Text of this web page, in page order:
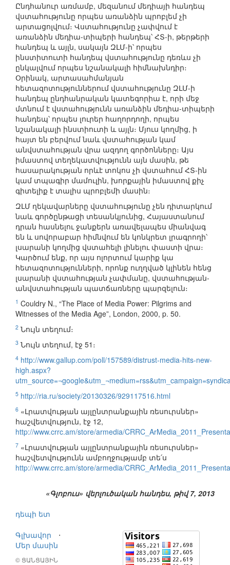
Ընդհանուր առմամբ, մեզանում մեդիայի հանդեպ
վստահությունը որպես առանձին պրոբլեմ չի
արտացոլվում։ Վստահությունը չափվում է
առանձին մեդիա-տիպերի հանդեպ՝ ՀՏ-ի, թերթերի
հանդեպ և այլն, սակայն ԶԼՄ-ի՝ որպես
ինստիտուտի հանդեպ վստահությունը դեռևս չի
ընկալվում որպես նշանակալի հիմնախնդիր։
Օրինակ, արտասահմանյան
հետազոտություններում վստահությունը ԶԼՄ-ի
հանդեպ ընդհանրական կատեգորիա է, որի մեջ
մտնում է վստահությունն առանձին մեդիա-տիպերի
հանդեպ՝ որպես լուրեր հաղորդողի, որպես
նշանակալի ինստիուտի և այլն։ Մյուս կողմից, ի
հայտ են բերվում նաև վստահության կամ
անվստահության վրա ազդող գործոնները։ Այս
իմաստով տեղեկատվությունն այն մասին, թե
հասարակության որևէ տոկոս չի վստահում ՀՏ-ին
կամ տպագիր մամուլին, խորքային իմաստով քիչ
գիտելիք է տալիս պրոբլեմի մասին։
ԶԼՄ ղեկավարները վստահությունը չեն դիտարկում
նաև գործընթացի տեսանկյունից, Հայաստանում
դրան հասնելու ջանքերն առավելապես միանվագ
են և սովորաբար հիմնվում են կոնկրետ լրագրողի՝
լսարանի կողմից վստահելի լինելու փաստի վրա։
Կարծում ենք, որ այս ոլորտում կարիք կա
հետազոտությունների, որոնք ուղղված կլինեն հենց
լսարանի վստահության չափմանը, վստահության-
անվստահության պատճառները պարզելուն։
1 Couldry N., “The Place of Media Power: Pilgrims and
Witnesses of the Media Age”, London, 2000, p. 50.
2 Նույն տեղում։
3 Նույն տեղում, էջ 51։
4 http://www.gallup.com/poll/157589/distrust-media-hits-new-
high.aspx?
5 http://ria.ru/society/20130326/929117516.html
6 «Լրատվության այլընտրանքային ռեսուրսներ»
հաշվետվություն, էջ 12,
http://www.crrc.am/store/armedia/
7 «Լրատվության այլընտրանքային ռեսուրսներ»
հաշվետվությունն ամբողջությամբ տե՛ս
http://www.crrc.am/store/armedia/
«Գլոբուս» վերլուծական հանդես, թիվ 7, 2013
դեպի ետ
Գլխավոր
⋅
Մեր մասին
© ՑԱՆՑԱՅԻՆ